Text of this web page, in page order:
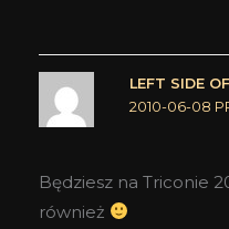
LEFT SIDE
2010-06-08
Będziesz na Triconie
również